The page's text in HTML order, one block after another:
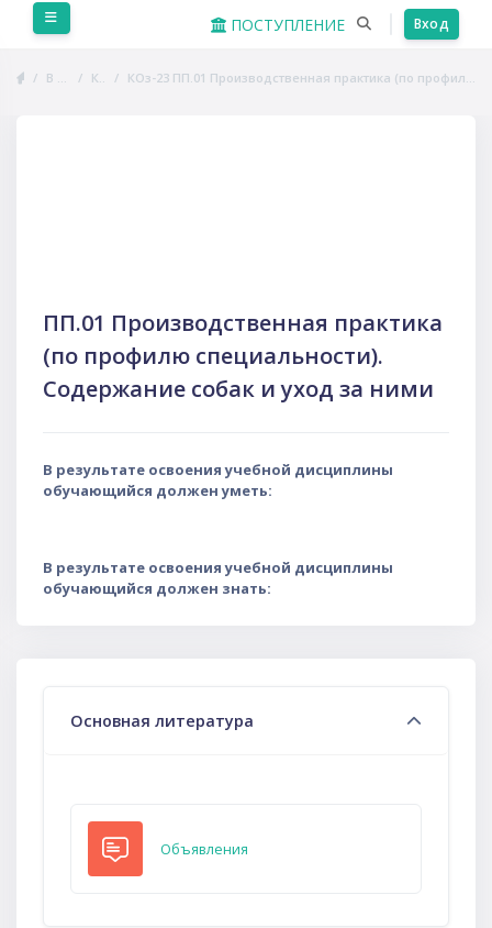
Перейти к основному содержанию
ПОСТУПЛЕНИЕ Вход
В начало Курсы КОз-23 ПП.01 Производственная практика (по профилю специальности). Содержание собак и уход за ними
ПП.01 Производственная практика
(по профилю специальности).
Содержание собак и уход за ними
В результате освоения учебной дисциплины
обучающийся должен уметь:
В результате освоения учебной дисциплины
обучающийся должен знать:
Основная литература
Объявления